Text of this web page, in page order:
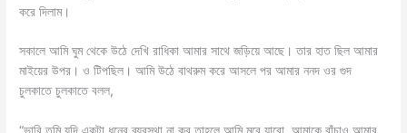
করে দিলাম।
সকালে আমি ঘুম থেকে উঠে দেখি রাধিকা আমার সাথে জড়িয়ে আছে। তার হাত ছিল আমার
মাইয়ের উপর। ও টিপছিল। আমি উঠে বাথরুম করে আসলে পর আমার ননদ ওর গুদ
চুলকাতে চুলকাতে বলল,